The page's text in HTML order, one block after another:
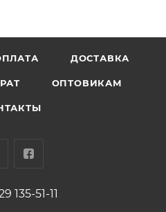
ДОСТАВКА
ОПТОВИКАМ
135-51-11